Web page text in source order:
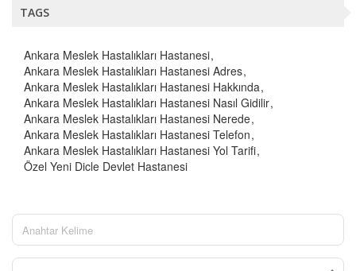
TAGS
Ankara Meslek Hastalıkları Hastanesi
Ankara Meslek Hastalıkları Hastanesi Adres
Ankara Meslek Hastalıkları Hastanesi Hakkında
Ankara Meslek Hastalıkları Hastanesi Nasıl Gidilir
Ankara Meslek Hastalıkları Hastanesi Nerede
Ankara Meslek Hastalıkları Hastanesi Telefon
Ankara Meslek Hastalıkları Hastanesi Yol Tarifi
Özel Yeni Dicle Devlet Hastanesi